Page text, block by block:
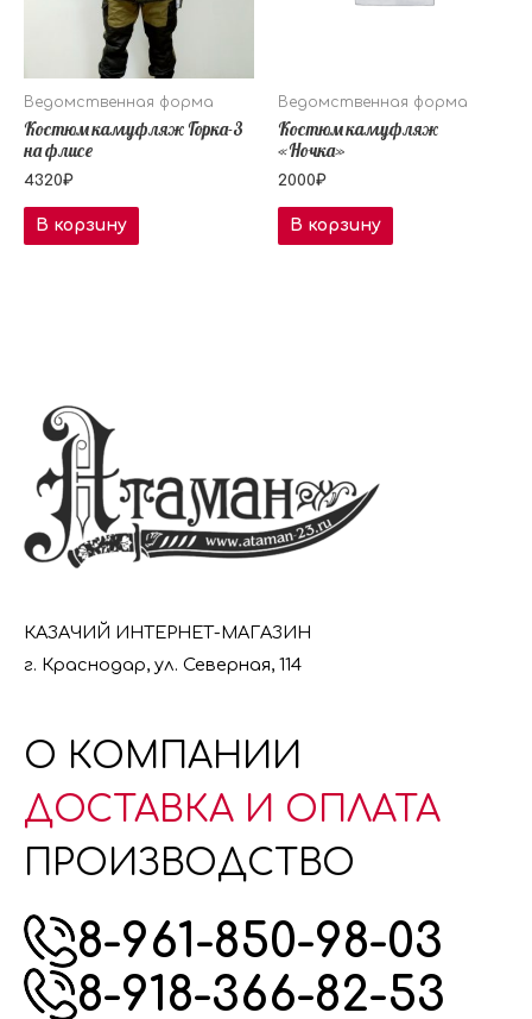
Ведомственная форма
Костюм камуфляж Горка-3
на флисе
4320₽
В корзину
Ведомственная форма
Костюм камуфляж
«Ночка»
2000₽
В корзину
КАЗАЧИЙ ИНТЕРНЕТ-МАГАЗИН
г. Краснодар, ул. Северная, 114
О КОМПАНИИ
ДОСТАВКА И ОПЛАТА
ПРОИЗВОДСТВО
8-961-850-98-03
8-918-366-82-53